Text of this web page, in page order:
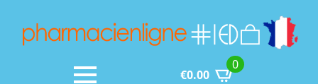
€0.00
0